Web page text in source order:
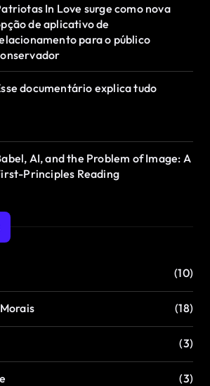
In Love surge como nova
de aplicativo de
para o público
documentário explica tudo
AI, and the Problem of Image: A
Principles Reading
(10)
(18)
(3)
(3)